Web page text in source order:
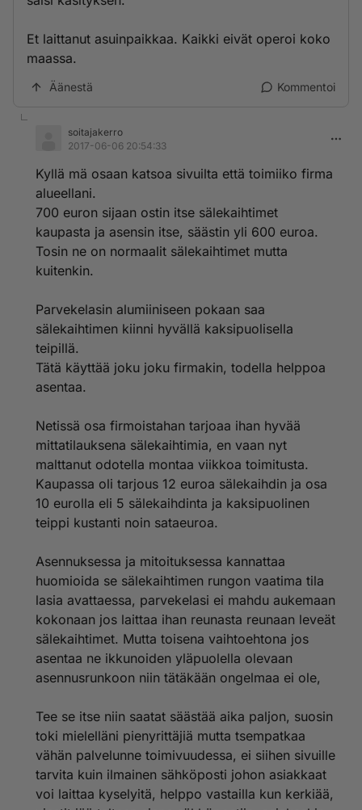
Et laittanut asuinpaikkaa. Kaikki eivät operoi koko
maassa.
Äänestä Kommentoi
soitajakerro
2017-06-06 20:54:33
Kyllä mä osaan katsoa sivuilta että toimiiko firma
alueellani.
700 euron sijaan ostin itse sälekaihtimet
kaupasta ja asensin itse, säästin yli 600 euroa.
Tosin ne on normaalit sälekaihtimet mutta
kuitenkin.
Parvekelasin alumiiniseen pokaan saa
sälekaihtimen kiinni hyvällä kaksipuolisella
teipillä.
Tätä käyttää joku joku firmakin, todella helppoa
asentaa.
Netissä osa firmoistahan tarjoaa ihan hyvää
mittatilauksena sälekaihtimia, en vaan nyt
malttanut odotella montaa viikkoa toimitusta.
Kaupassa oli tarjous 12 euroa sälekaihdin ja osa
10 eurolla eli 5 sälekaihdinta ja kaksipuolinen
teippi kustanti noin sataeuroa.
Asennuksessa ja mitoituksessa kannattaa
huomioida se sälekaihtimen rungon vaatima tila
lasia avattaessa, parvekelasi ei mahdu aukemaan
kokonaan jos laittaa ihan reunasta reunaan leveät
sälekaihtimet. Mutta toisena vaihtoehtona jos
asentaa ne ikkunoiden yläpuolella olevaan
asennusrunkoon niin tätäkään ongelmaa ei ole,
Tee se itse niin saatat säästää aika paljon, suosin
toki mielelläni pienyrittäjiä mutta tsempatkaa
vähän palvelunne toimivuudessa, ei siihen sivuille
tarvita kuin ilmainen sähköposti johon asiakkaat
voi laittaa kyselyitä, helppo vastailla kun kerkiää,